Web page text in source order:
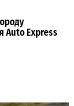
Auto Express